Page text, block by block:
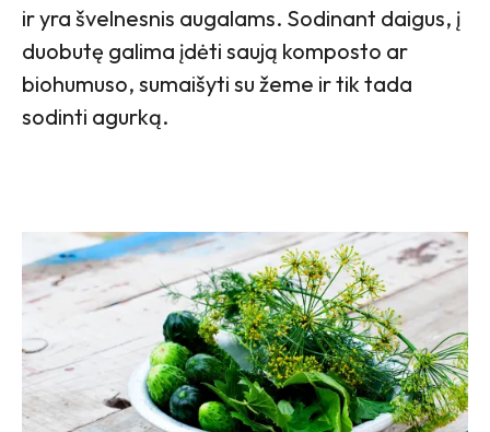
ir yra švelnesnis augalams. Sodinant daigus, į
duobutę galima įdėti saują komposto ar
biohumuso, sumaišyti su žeme ir tik tada
sodinti agurką.